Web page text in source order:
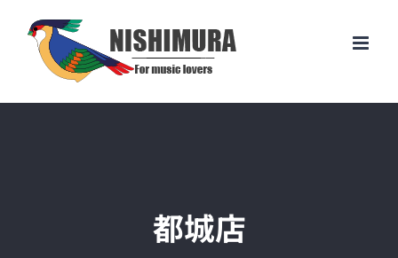
content
都城店